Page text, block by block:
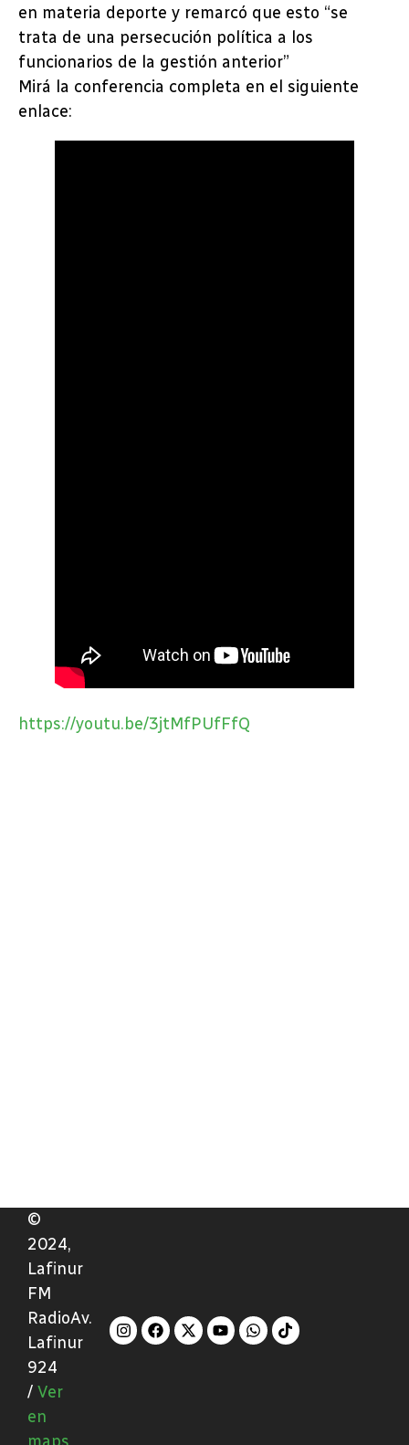
en materia deporte y remarcó que esto “se
trata de una persecución política a los
funcionarios de la gestión anterior”
Mirá la conferencia completa en el siguiente
enlace:
https://youtu.be/3jtMfPUfFfQ
©
2024,
Lafinur
FM
RadioAv.
Lafinur
924
/ Ver
en